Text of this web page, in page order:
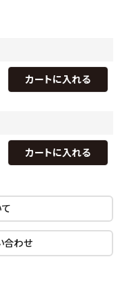
カートに入れる
カートに入れる
合わせ